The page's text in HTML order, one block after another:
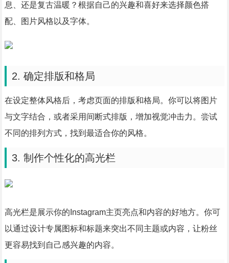
息、还是复古温暖？根据自己的兴趣和喜好来选择颜色搭
配、图片风格以及字体。
2. 确定排版和格局
在设定整体风格后，考虑页面的排版和格局。你可以将图片
与文字结合，或者采用间断式排版，增加视觉冲击力。尝试
不同的排列方式，找到最适合你的风格。
3. 制作个性化的高光栏
高光栏是展示你的Instagram主页亮点和内容的好地方。你可
以通过设计专属图标和标题来突出不同主题或内容，让粉丝
更容易找到自己感兴趣的内容。